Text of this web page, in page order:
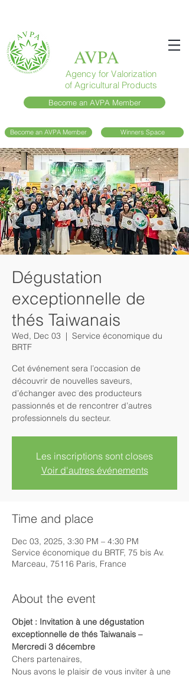
AVPA
Agency for Valorization
of Agricultural Products
Become an AVPA Member
Become an AVPA Member Winners Space
Dégustation
exceptionnelle de
thés Taiwanais
Wed, Dec 03
  |
Service économique du
BRTF
Cet événement sera l’occasion de
découvrir de nouvelles saveurs,
d’échanger avec des producteurs
passionnés et de rencontrer d’autres
professionnels du secteur.
Les inscriptions sont closes
Voir d'autres événements
Time and place
Dec 03, 2025, 3:30 PM – 4:30 PM
Service économique du BRTF, 75 bis Av.
Marceau, 75116 Paris, France
About the event
Objet : Invitation à une dégustation
exceptionnelle de thés Taiwanais –
Mercredi 3 décembre
Chers partenaires,
Nous avons le plaisir de vous inviter à une